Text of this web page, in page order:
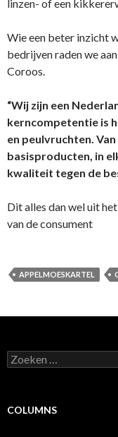
linzen- of een
Wie een beter inzicht
bedrijven raden we
Coroos.
“Wij zijn een
kerncompetentie is
en peulvruchten.
basisproducten, in
kwaliteit tegen de
Dit alles dan wel uit
van de consument
APPELMOESKARTEL
Zoeken
naar:
COLUMNS